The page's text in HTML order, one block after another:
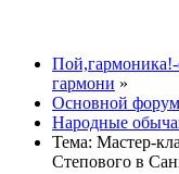
гармони »
Основной форум
Народные
Тема: Мастер-
Степового в